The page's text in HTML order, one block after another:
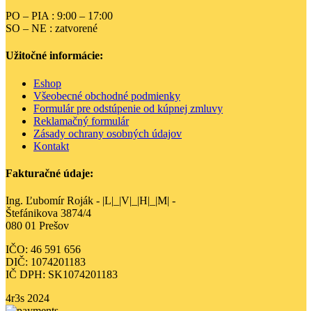
PO – PIA : 9:00 – 17:00
SO – NE : zatvorené
Užitočné informácie:
Eshop
Všeobecné obchodné podmienky
Formulár pre odstúpenie od kúpnej zmluvy
Reklamačný formulár
Zásady ochrany osobných údajov
Kontakt
Fakturačné údaje:
Ing. Ľubomír Roják - |L|_|V|_|H|_|M| -
Štefánikova 3874/4
080 01 Prešov
IČO: 46 591 656
DIČ: 1074201183
IČ DPH: SK1074201183
4r3s 2024